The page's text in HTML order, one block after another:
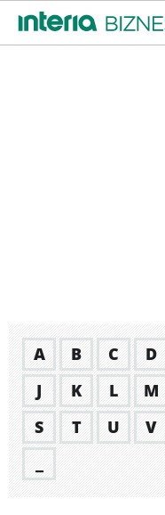
A B C D
J
K L M
S
T U V